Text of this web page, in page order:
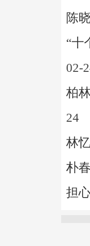
陈
“十
02-
柏
24
林
朴
担